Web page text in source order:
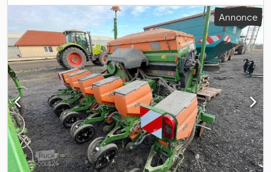
(0040) 5.00-150 (nécessite 1 distributeur hydraulique) (0050) DE.
Avec manuel d’utilisation dans la langue officielle (0060) R.00.810
Indicateur de suivi à l’intérieur du contour de la machine (0070)
disque dentelé avec anneau (0080) R.00.830 Défricheur de rang :
herse (0090) R.10.820 Attelage par bras inférieur, catégorie 3
(0100) R.30.810 Largeur des rangs 45 cm (0110) R.40.820 Ensemble
pour semis en couverture (0120) R.40.830 Rouleau de pressage à
doigt (0130) R.40.880 Disque de guidage (0140) R.40.900 Appui de
pressage mécanique, à 4 points Dwodpfx Apswkx D Ae Aea (0150)
réglable jusqu’à 90 kg par unité de semis (0160) R.40.925 Appui de
pressage à ressort (0170) Rouleau de pressage, réglable à 2 points
(0180) R.40.930 Kit pour roue de semis de betteraves, anneau de
recouvrement, axe d’éjection (0190) R.40.944 Kit pour roue de
Annonce